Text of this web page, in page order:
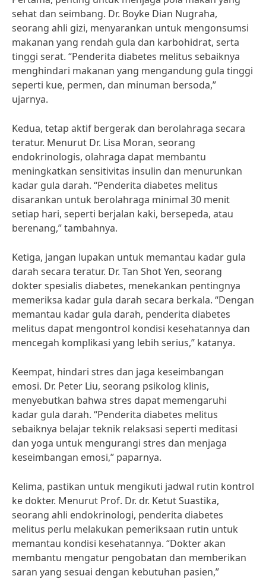
sehat dan seimbang. Dr. Boyke Dian Nugraha,
seorang ahli gizi, menyarankan untuk mengonsumsi
makanan yang rendah gula dan karbohidrat, serta
tinggi serat. “Penderita diabetes melitus sebaiknya
menghindari makanan yang mengandung gula tinggi
seperti kue, permen, dan minuman bersoda,”
ujarnya.
Kedua, tetap aktif bergerak dan berolahraga secara
teratur. Menurut Dr. Lisa Moran, seorang
endokrinologis, olahraga dapat membantu
meningkatkan sensitivitas insulin dan menurunkan
kadar gula darah. “Penderita diabetes melitus
disarankan untuk berolahraga minimal 30 menit
setiap hari, seperti berjalan kaki, bersepeda, atau
berenang,” tambahnya.
Ketiga, jangan lupakan untuk memantau kadar gula
darah secara teratur. Dr. Tan Shot Yen, seorang
dokter spesialis diabetes, menekankan pentingnya
memeriksa kadar gula darah secara berkala. “Dengan
memantau kadar gula darah, penderita diabetes
melitus dapat mengontrol kondisi kesehatannya dan
mencegah komplikasi yang lebih serius,” katanya.
Keempat, hindari stres dan jaga keseimbangan
emosi. Dr. Peter Liu, seorang psikolog klinis,
menyebutkan bahwa stres dapat memengaruhi
kadar gula darah. “Penderita diabetes melitus
sebaiknya belajar teknik relaksasi seperti meditasi
dan yoga untuk mengurangi stres dan menjaga
keseimbangan emosi,” paparnya.
Kelima, pastikan untuk mengikuti jadwal rutin kontrol
ke dokter. Menurut Prof. Dr. dr. Ketut Suastika,
seorang ahli endokrinologi, penderita diabetes
melitus perlu melakukan pemeriksaan rutin untuk
memantau kondisi kesehatannya. “Dokter akan
membantu mengatur pengobatan dan memberikan
saran yang sesuai dengan kebutuhan pasien,”